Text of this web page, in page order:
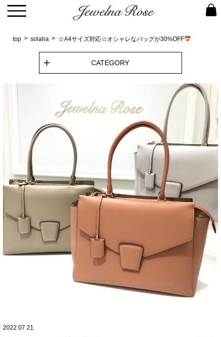
top solaha ☆A4サイズ対応☆オシャレなバッグが30%OFF
CATEGORY
2022 07 21